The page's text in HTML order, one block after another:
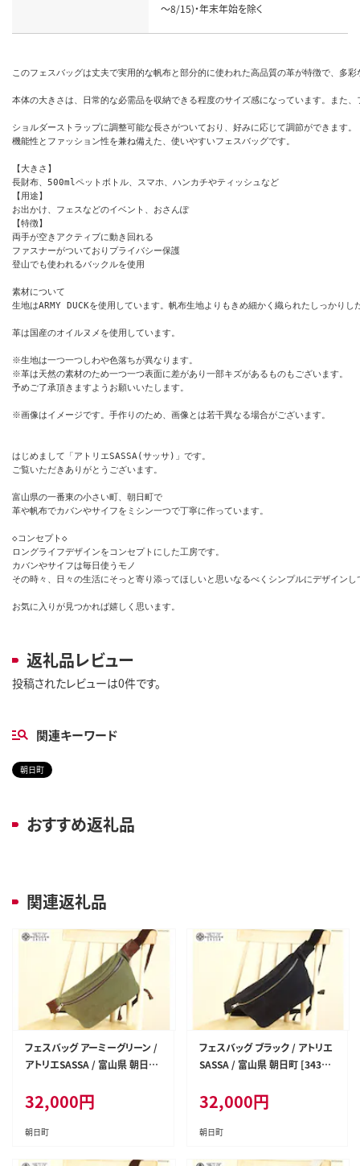
～8/15)・年末年始を除く
このフェスバッグは丈夫で実用的な帆布と部分的に使われた高品質の革が特徴で、多
本体の大きさは、日常的な必需品を収納できる程度のサイズ感になっています。また
ショルダーストラップに調整可能な長さがついており、好みに応じて調節ができます。
機能性とファッション性を兼ね備えた、使いやすいフェスバッグです。
【大きさ】
長財布、500mlペットボトル、スマホ、ハンカチやティッシュなど
【用途】
お出かけ、フェスなどのイベント、おさんぽ
【特徴】
両手が空きアクティブに動き回れる
ファスナーがついておりプライバシー保護
登山でも使われるバックルを使用
素材について
生地はARMY DUCKを使用しています。帆布生地よりもきめ細かく織られたしっかり
革は国産のオイルヌメを使用しています。
※生地は一つ一つしわや色落ちが異なります。
※革は天然の素材のため一つ一つ表面に差があり一部キズがあるものもございます。
予めご了承頂きますようお願いいたします。
※画像はイメージです。手作りのため、画像とは若干異なる場合がございます。
はじめまして「アトリエSASSA(サッサ)」です。
ご覧いただきありがとうございます。
富山県の一番東の小さい町、朝日町で
革や帆布でカバンやサイフをミシン一つで丁寧に作っています。
◇コンセプト◇
ロングライフデザインをコンセプトにした工房です。
カバンやサイフは毎日使うモノ
その時々、日々の生活にそっと寄り添ってほしいと思いなるべくシンプルにデザインし
お気に入りが見つかれば嬉しく思います。
返礼品レビュー
投稿されたレビューは0件です。
関連キーワード
朝日町
おすすめ返礼品
関連返礼品
フェスバッグ アーミーグリーン /
アトリエSASSA / 富山県 朝日町
ィンテージ ボディバッグ 斜めが
け 革 レザー 帆布
32,000円
朝日町
フェスバッグ ブラック / アトリエ
SASSA / 富山県 朝日町 [34310
ジ ボディバッグ 斜めがけ 革 レ
ザー 帆布
32,000円
朝日町